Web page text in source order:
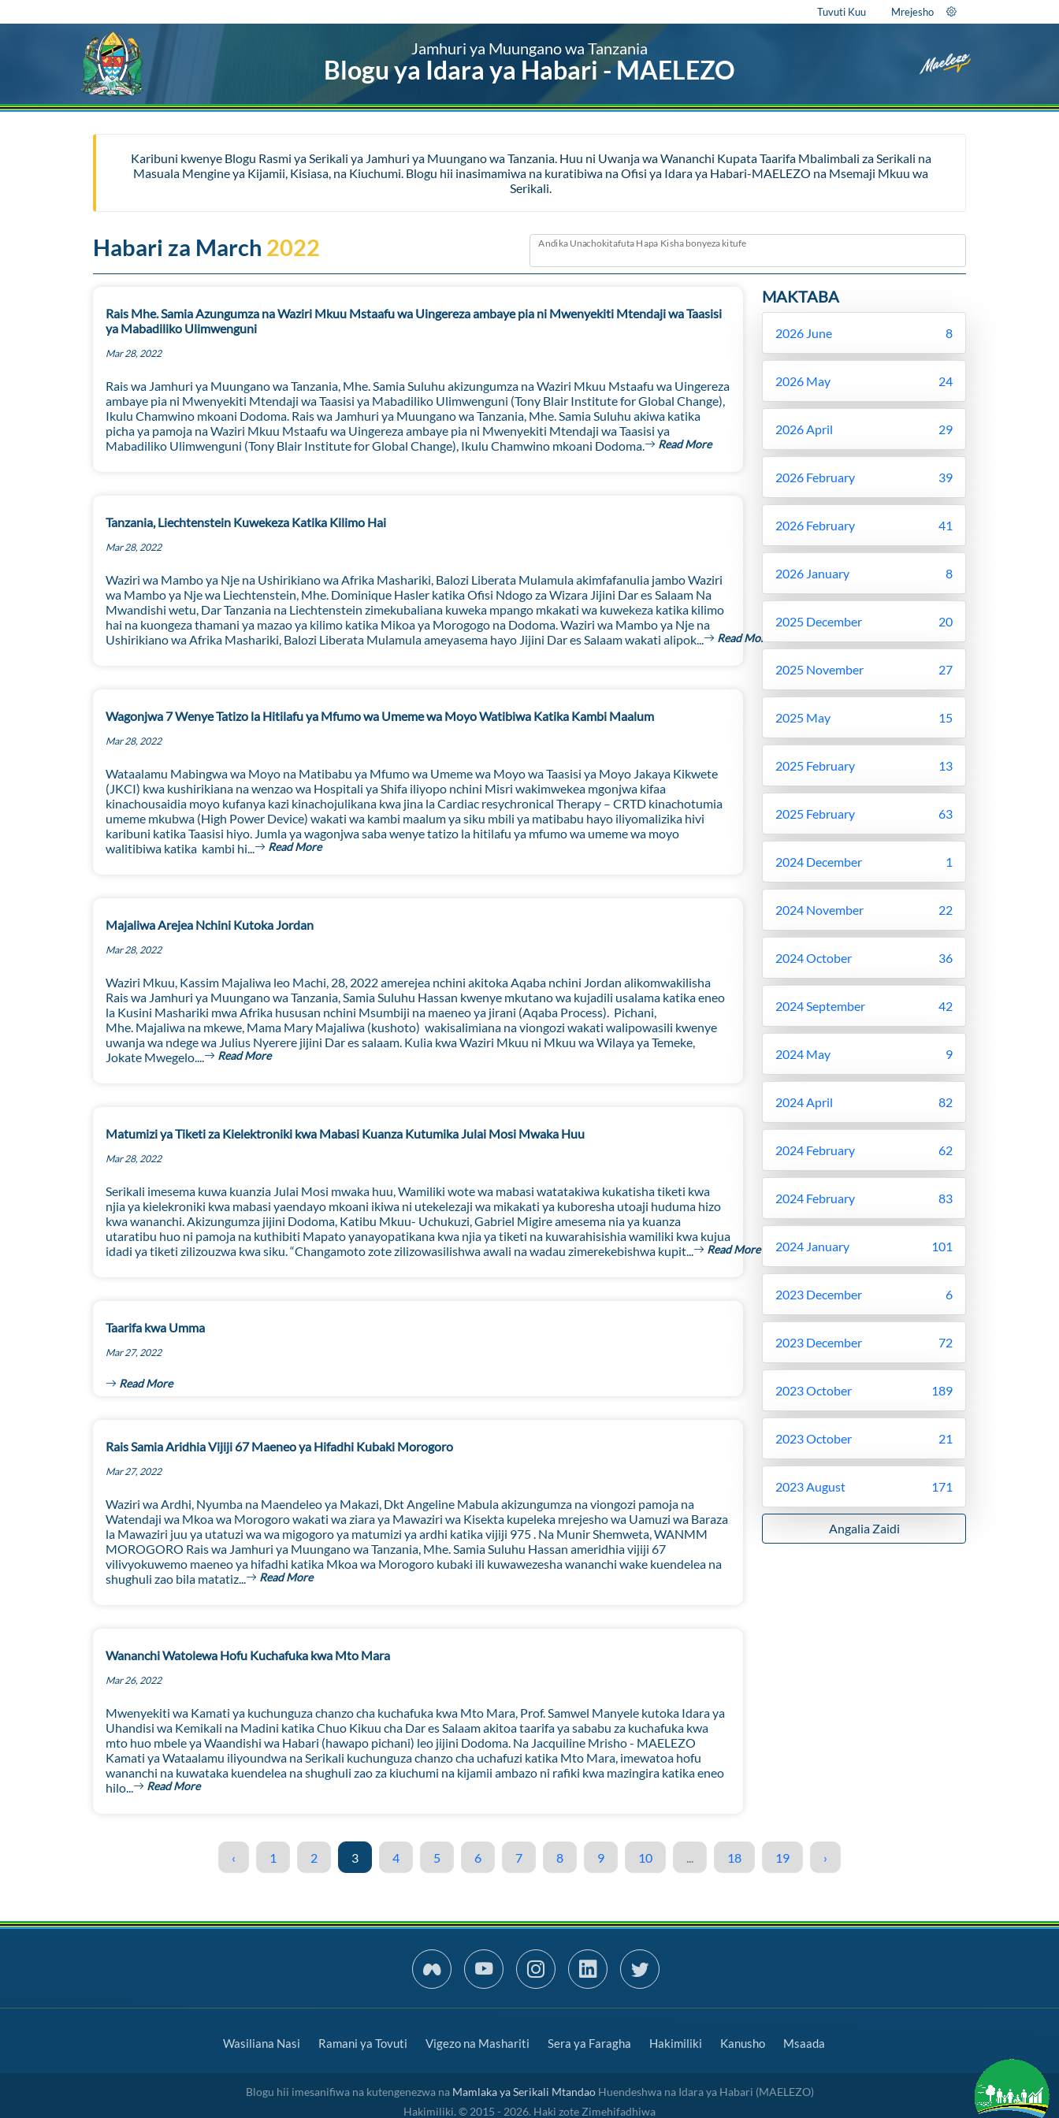
Tuvuti Kuu Mrejesho
Jamhuri ya Muungano wa Tanzania
Blogu ya Idara ya Habari - MAELEZO
Karibuni kwenye Blogu Rasmi ya Serikali ya Jamhuri ya Muungano wa Tanzania. Huu ni Uwanja wa Wananchi Kupata Taarifa Mbalimbali za Serikali na
Masuala Mengine ya Kijamii, Kisiasa, na Kiuchumi. Blogu hii inasimamiwa na kuratibiwa na Ofisi ya Idara ya Habari-MAELEZO na Msemaji Mkuu wa
Serikali.
Habari za March 2022 Andika Unachokitafuta Hapa Kisha bonyeza kitufe
Rais Mhe. Samia Azungumza na Waziri Mkuu Mstaafu wa Uingereza ambaye pia ni Mwenyekiti Mtendaji wa Taasisi
ya Mabadiliko Ulimwenguni
Mar 28, 2022
Rais wa Jamhuri ya Muungano wa Tanzania, Mhe. Samia Suluhu akizungumza na Waziri Mkuu Mstaafu wa Uingereza
ambaye pia ni Mwenyekiti Mtendaji wa Taasisi ya Mabadiliko Ulimwenguni (Tony Blair Institute for Global Change),
Ikulu Chamwino mkoani Dodoma. Rais wa Jamhuri ya Muungano wa Tanzania, Mhe. Samia Suluhu akiwa katika
picha ya pamoja na Waziri Mkuu Mstaafu wa Uingereza ambaye pia ni Mwenyekiti Mtendaji wa Taasisi ya
Mabadiliko Ulimwenguni (Tony Blair Institute for Global Change), Ikulu Chamwino mkoani Dodoma.
Read More
Tanzania, Liechtenstein Kuwekeza Katika Kilimo Hai
Mar 28, 2022
Waziri wa Mambo ya Nje na Ushirikiano wa Afrika Mashariki, Balozi Liberata Mulamula akimfafanulia jambo Waziri
wa Mambo ya Nje wa Liechtenstein, Mhe. Dominique Hasler katika Ofisi Ndogo za Wizara Jijini Dar es Salaam Na
Mwandishi wetu, Dar Tanzania na Liechtenstein zimekubaliana kuweka mpango mkakati wa kuwekeza katika kilimo
hai na kuongeza thamani ya mazao ya kilimo katika Mikoa ya Morogogo na Dodoma. Waziri wa Mambo ya Nje na
Ushirikiano wa Afrika Mashariki, Balozi Liberata Mulamula ameyasema hayo Jijini Dar es Salaam wakati alipok...
Read More
Wagonjwa 7 Wenye Tatizo la Hitilafu ya Mfumo wa Umeme wa Moyo Watibiwa Katika Kambi Maalum
Mar 28, 2022
Wataalamu Mabingwa wa Moyo na Matibabu ya Mfumo wa Umeme wa Moyo wa Taasisi ya Moyo Jakaya Kikwete
(JKCI) kwa kushirikiana na wenzao wa Hospitali ya Shifa iliyopo nchini Misri wakimwekea mgonjwa kifaa
kinachousaidia moyo kufanya kazi kinachojulikana kwa jina la Cardiac resychronical Therapy – CRTD kinachotumia
umeme mkubwa (High Power Device) wakati wa kambi maalum ya siku mbili ya matibabu hayo iliyomalizika hivi
karibuni katika Taasisi hiyo. Jumla ya wagonjwa saba wenye tatizo la hitilafu ya mfumo wa umeme wa moyo
walitibiwa katika kambi hi...
Read More
Majaliwa Arejea Nchini Kutoka Jordan
Mar 28, 2022
Waziri Mkuu, Kassim Majaliwa leo Machi, 28, 2022 amerejea nchini akitoka Aqaba nchini Jordan alikomwakilisha
Rais wa Jamhuri ya Muungano wa Tanzania, Samia Suluhu Hassan kwenye mkutano wa kujadili usalama katika eneo
la Kusini Mashariki mwa Afrika hususan nchini Msumbiji na maeneo ya jirani (Aqaba Process). Pichani,
Mhe. Majaliwa na mkewe, Mama Mary Majaliwa (kushoto) wakisalimiana na viongozi wakati walipowasili kwenye
uwanja wa ndege wa Julius Nyerere jijini Dar es salaam. Kulia kwa Waziri Mkuu ni Mkuu wa Wilaya ya Temeke,
Jokate Mwegelo....
Read More
Matumizi ya Tiketi za Kielektroniki kwa Mabasi Kuanza Kutumika Julai Mosi Mwaka Huu
Mar 28, 2022
Serikali imesema kuwa kuanzia Julai Mosi mwaka huu, Wamiliki wote wa mabasi watatakiwa kukatisha tiketi kwa
njia ya kielekroniki kwa mabasi yaendayo mkoani ikiwa ni utekelezaji wa mikakati ya kuboresha utoaji huduma hizo
kwa wananchi. Akizungumza jijini Dodoma, Katibu Mkuu- Uchukuzi, Gabriel Migire amesema nia ya kuanza
utaratibu huo ni pamoja na kuthibiti Mapato yanayopatikana kwa njia ya tiketi na kuwarahisishia wamiliki kwa kujua
idadi ya tiketi zilizouzwa kwa siku. “Changamoto zote zilizowasilishwa awali na wadau zimerekebishwa kupit...
Read More
Taarifa kwa Umma
Mar 27, 2022
Read More
Rais Samia Aridhia Vijiji 67 Maeneo ya Hifadhi Kubaki Morogoro
Mar 27, 2022
Waziri wa Ardhi, Nyumba na Maendeleo ya Makazi, Dkt Angeline Mabula akizungumza na viongozi pamoja na
Watendaji wa Mkoa wa Morogoro wakati wa ziara ya Mawaziri wa Kisekta kupeleka mrejesho wa Uamuzi wa Baraza
la Mawaziri juu ya utatuzi wa wa migogoro ya matumizi ya ardhi katika vijiji 975 . Na Munir Shemweta, WANMM
MOROGORO Rais wa Jamhuri ya Muungano wa Tanzania, Mhe. Samia Suluhu Hassan ameridhia vijiji 67
vilivyokuwemo maeneo ya hifadhi katika Mkoa wa Morogoro kubaki ili kuwawezesha wananchi wake kuendelea na
shughuli zao bila matatiz...
Read More
Wananchi Watolewa Hofu Kuchafuka kwa Mto Mara
Mar 26, 2022
Mwenyekiti wa Kamati ya kuchunguza chanzo cha kuchafuka kwa Mto Mara, Prof. Samwel Manyele kutoka Idara ya
Uhandisi wa Kemikali na Madini katika Chuo Kikuu cha Dar es Salaam akitoa taarifa ya sababu za kuchafuka kwa
mto huo mbele ya Waandishi wa Habari (hawapo pichani) leo jijini Dodoma. Na Jacquiline Mrisho - MAELEZO
Kamati ya Wataalamu iliyoundwa na Serikali kuchunguza chanzo cha uchafuzi katika Mto Mara, imewatoa hofu
wananchi na kuwataka kuendelea na shughuli zao za kiuchumi na kijamii ambazo ni rafiki kwa mazingira katika eneo
hilo...
Read More
MAKTABA
2026 June 8
2026 May 24
2026 April 29
2026 February 39
2026 February 41
2026 January 8
2025 December 20
2025 November 27
2025 May 15
2025 February 13
2025 February 63
2024 December 1
2024 November 22
2024 October 36
2024 September 42
2024 May 9
2024 April 82
2024 February 62
2024 February 83
2024 January 101
2023 December 6
2023 December 72
2023 October 189
2023 October 21
2023 August 171
Angalia Zaidi
‹ 1 2 3 4 5 6 7 8 9 10 ... 18 19 ›
Wasiliana Nasi Ramani ya Tovuti Vigezo na Mashariti Sera ya Faragha Hakimiliki Kanusho Msaada
Blogu hii imesanifiwa na kutengenezwa na Mamlaka ya Serikali MtandaoHuendeshwa na Idara ya Habari (MAELEZO)
Hakimiliki. © 2015 - 2026. Haki zote Zimehifadhiwa